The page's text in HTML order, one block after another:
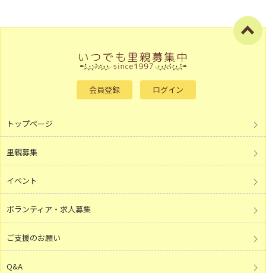
会員登録 ログイン
トップページ
里親募集
イベント
ボランティア・求人募集
ご支援のお願い
Q&A